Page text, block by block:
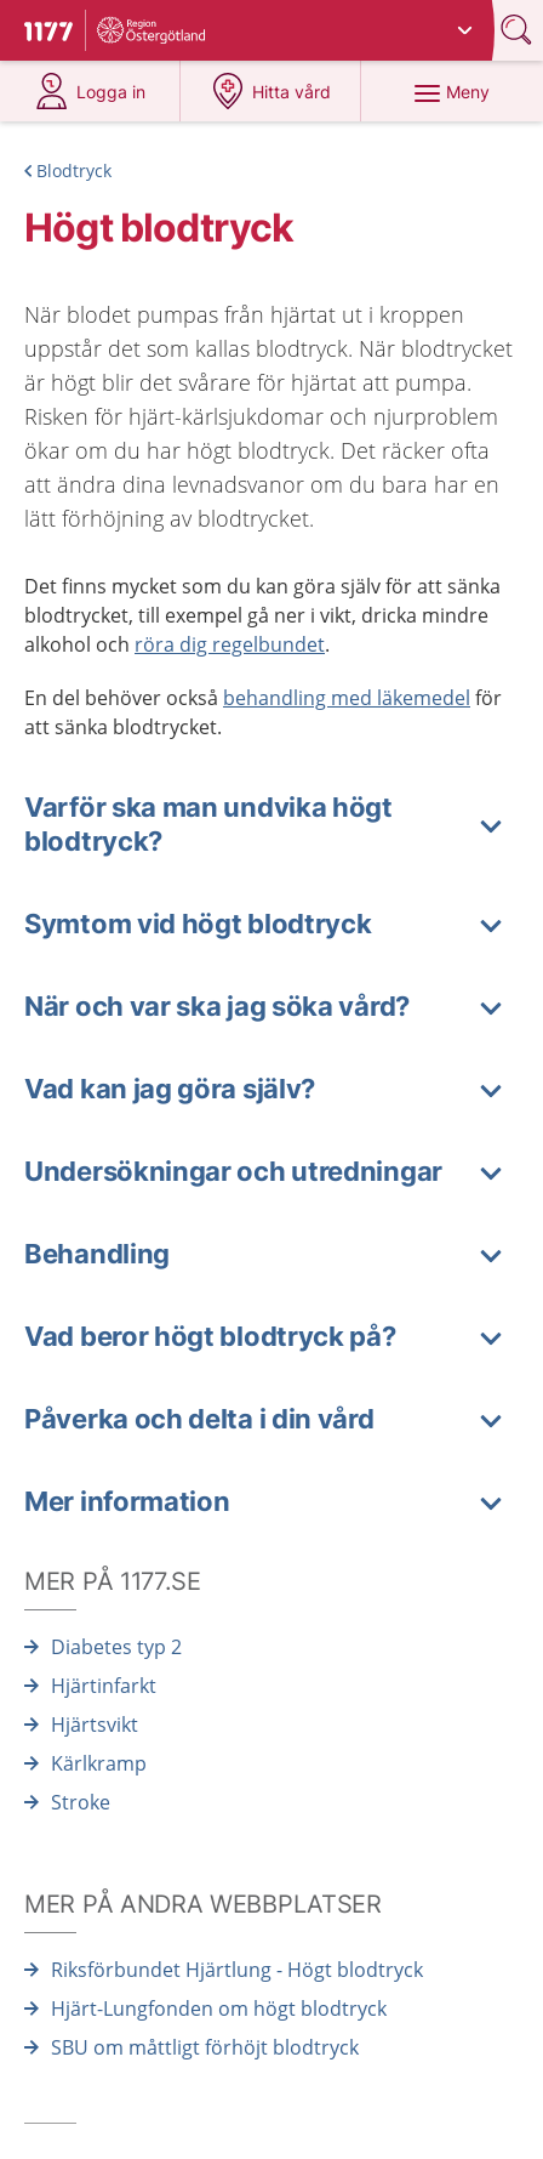
Till startsidan för 1177
Du har valt region
Logga in
på 1177.se
Hitta vård
på 1177.se
Meny
Blodtryck
Högt blodtryck
När blodet pumpas från hjärtat ut i kroppen
uppstår det som kallas blodtryck. När blodtrycket
är högt blir det svårare för hjärtat att pumpa.
Risken för hjärt-kärlsjukdomar och njurproblem
ökar om du har högt blodtryck. Det räcker ofta
att ändra dina levnadsvanor om du bara har en
lätt förhöjning av blodtrycket.
Det finns mycket som du kan göra själv för att sänka
blodtrycket, till exempel gå ner i vikt, dricka mindre
alkohol och röra dig regelbundet.
En del behöver också behandling med läkemedel för
att sänka blodtrycket.
Varför ska man undvika högt
blodtryck?
Symtom vid högt blodtryck
När och var ska jag söka vård?
Vad kan jag göra själv?
Undersökningar och utredningar
Behandling
Vad beror högt blodtryck på?
Påverka och delta i din vård
Mer information
MER PÅ 1177.SE
Diabetes typ 2
Hjärtinfarkt
Hjärtsvikt
Kärlkramp
Stroke
MER PÅ ANDRA WEBBPLATSER
Riksförbundet Hjärtlung - Högt blodtryck
Hjärt-Lungfonden om högt blodtryck
SBU om måttligt förhöjt blodtryck